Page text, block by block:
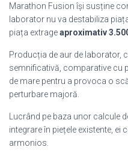
Marathon Fusion își susține
laborator nu va destabiliza
piața extrageaproximativ
Producția de aur de laborator,
semnificativă, comparative cu
de mare pentru a provoca o
perturbare majoră.
Lucrând pe baza unor calcule
integrare în piețele existente,
armonios.